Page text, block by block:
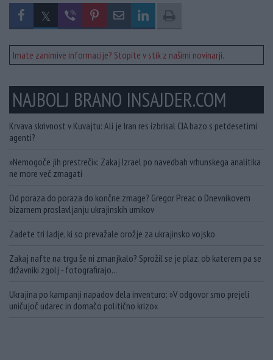
Imate zanimive informacije? Stopite v stik z našimi novinarji.
NAJBOLJ BRANO INSAJDER.COM
Krvava skrivnost v Kuvajtu: Ali je Iran res izbrisal CIA bazo s petdesetimi
agenti?
»Nemogoče jih prestreči«: Zakaj Izrael po navedbah vrhunskega analitika
ne more več zmagati
Od poraza do poraza do končne zmage? Gregor Preac o Dnevnikovem
bizarnem proslavljanju ukrajinskih umikov
Zadete tri ladje, ki so prevažale orožje za ukrajinsko vojsko
Zakaj nafte na trgu še ni zmanjkalo? Sprožil se je plaz, ob katerem pa se
državniki zgolj - fotografirajo...
Ukrajina po kampanji napadov dela inventuro: »V odgovor smo prejeli
uničujoč udarec in domačo politično krizo«